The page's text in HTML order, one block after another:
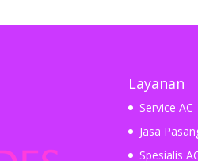
Layanan
Service AC
Jasa
Spesialis